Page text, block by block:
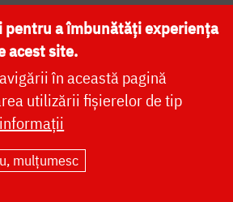
CATEDRALA NAȚIONALĂ
deDOXOLOGIA MEDIA
Iașilor | ©
pentru a îmbunătăți experiența
acest site.
în această pagină
utilizării fișierelor de tip
mulțumesc